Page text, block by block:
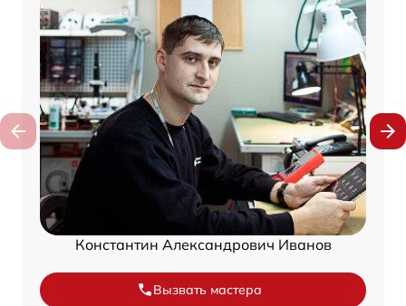
Константин Александрович Иванов
Вызвать мастера